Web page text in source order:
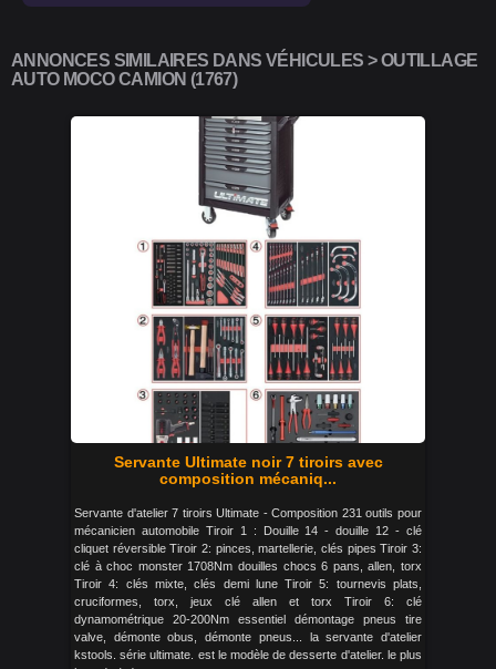
ANNONCES SIMILAIRES DANS VÉHICULES > OUTILLAGE
AUTO MOCO CAMION (1767)
Servante Ultimate noir 7 tiroirs avec
composition mécaniq...
Servante d'atelier 7 tiroirs Ultimate - Composition 231 outils pour
mécanicien automobile Tiroir 1 : Douille 14 - douille 12 - clé
cliquet réversible Tiroir 2: pinces, martellerie, clés pipes Tiroir 3:
clé à choc monster 1708Nm douilles chocs 6 pans, allen, torx
Tiroir 4: clés mixte, clés demi lune Tiroir 5: tournevis plats,
cruciformes, torx, jeux clé allen et torx Tiroir 6: clé
dynamométrique 20-200Nm essentiel démontage pneus tire
valve, démonte obus, démonte pneus... la servante d'atelier
kstools. série ultimate. est le modèle de desserte d'atelier. le plus